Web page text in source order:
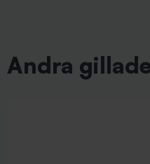
Andra